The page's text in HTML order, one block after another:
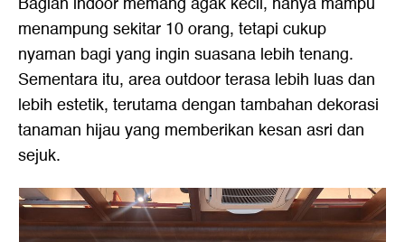
menampung sekitar 10 orang, tetapi cukup
nyaman bagi yang ingin suasana lebih tenang.
Sementara itu, area outdoor terasa lebih luas dan
lebih estetik, terutama dengan tambahan dekorasi
tanaman hijau yang memberikan kesan asri dan
sejuk.